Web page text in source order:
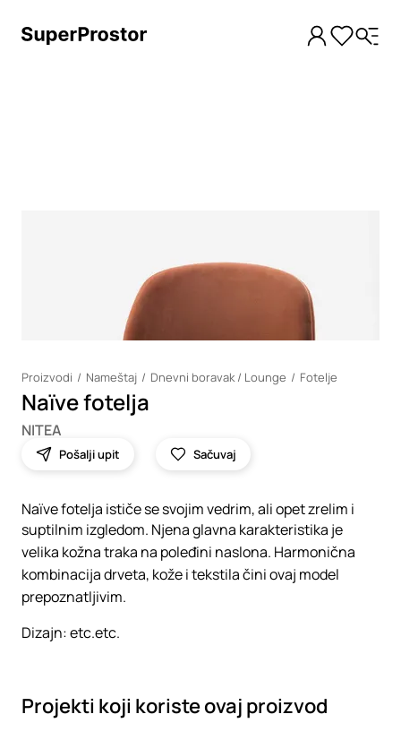
Proizvodi Nameštaj Dnevni boravak / Lounge Fotelje
Naïve fotelja
NITEA
Pošalji upit Sačuvaj
Naïve fotelja ističe se svojim vedrim, ali opet zrelim i
suptilnim izgledom. Njena glavna karakteristika je
velika kožna traka na poleđini naslona. Harmonična
kombinacija drveta, kože i tekstila čini ovaj model
prepoznatljivim.
Dizajn: etc.etc.
Projekti koji koriste ovaj proizvod